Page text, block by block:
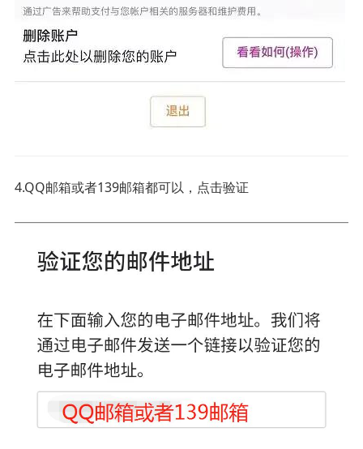
4.QQ邮箱或者139邮箱都可以，点击验证